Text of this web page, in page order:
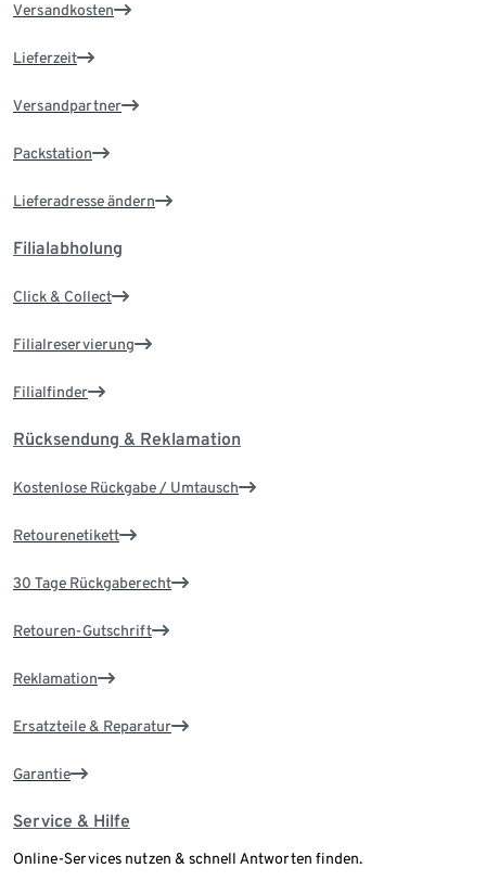
Versandkosten
Lieferzeit
Versandpartner
Packstation
Lieferadresse ändern
Filialabholung
Click & Collect
Filialreservierung
Filialfinder
Rücksendung & Reklamation
Kostenlose Rückgabe / Umtausch
Retourenetikett
30 Tage Rückgaberecht
Retouren-Gutschrift
Reklamation
Ersatzteile & Reparatur
Garantie
Service & Hilfe
Online-Services nutzen & schnell Antworten finden.